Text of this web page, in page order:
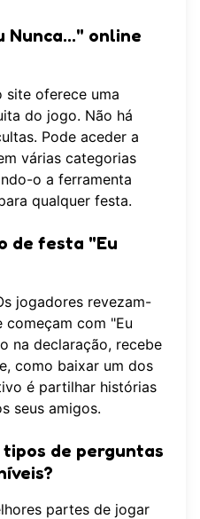
Nunca..." online
site oferece uma
do jogo. Não há
Pode aceder a
várias categorias
o a ferramenta
qualquer festa.
de festa "Eu
jogadores revezam-
começam com "Eu
na declaração, recebe
como baixar um dos
é partilhar histórias
seus amigos.
de perguntas
partes de jogar